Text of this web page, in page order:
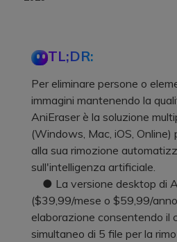
TL;DR:
Per eliminare persone o
immagini mantenendo la
AniEraser è la soluzione
(Windows, Mac, iOS, Online)
alla sua rimozione
sull'intelligenza artificiale.
● La versione desktop di
($39,99/mese o $59,99/
elaborazione consentendo il
simultaneo di 5 file per la